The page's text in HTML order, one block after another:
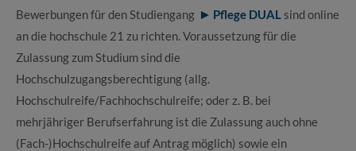
Bewerbungen für den Studiengang Pflege DUAL sind online
an die hochschule 21 zu richten. Voraussetzung für die
Zulassung zum Studium sind die
Hochschulzugangsberechtigung (allg.
Hochschulreife/Fachhochschulreife; oder z. B. bei
mehrjähriger Berufserfahrung ist die Zulassung auch ohne
(Fach-)Hochschulreife auf Antrag möglich) sowie ein